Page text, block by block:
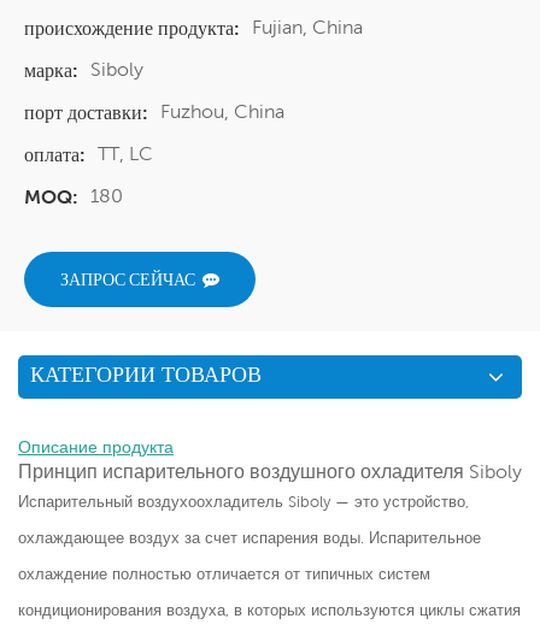
происхождение продукта:
Fujian, China
марка:
Siboly
порт доставки:
Fuzhou, China
оплата: TT, LC
MOQ:
180
ЗАПРОС СЕЙЧАС
КАТЕГОРИИ ТОВАРОВ
Описание продукта
Принцип испарительного воздушного охладителя Siboly
Испарительный воздухоохладитель Siboly — это устройство,
охлаждающее воздух за счет испарения воды. Испарительное
охлаждение полностью отличается от типичных систем
кондиционирования воздуха, в которых используются циклы сжатия